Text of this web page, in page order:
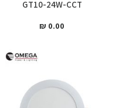
GT10-24W-CCT
0.00 ₪